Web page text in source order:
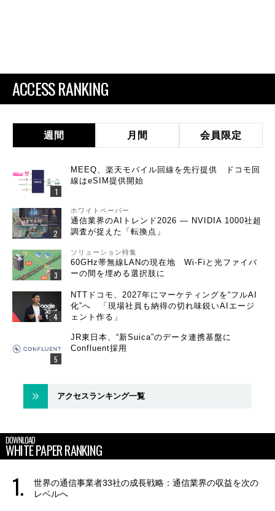
ACCESS RANKING
週間 月間 会員限定
MEEQ、楽天モバイル回線を先行提供 ドコモ回
線はeSIM提供開始
ホワイトペーパー
通信業界のAIトレンド2026 ― NVIDIA 1000社超
調査が捉えた「転換点」
ソリューション特集
60GHz帯無線LANの現在地 Wi-Fiと光ファイバ
ーの間を埋める選択肢に
NTTドコモ、2027年にマーケティングを“フルAI
化”へ 「現場社員も納得の切れ味鋭いAIエージ
ェント作る」
JR東日本、“新Suica”のデータ連携基盤に
Confluent採用
アクセスランキング一覧
DOWNLOAD
WHITE PAPER RANKING
世界の通信事業者33社の成長戦略：通信業界の収益を次の
レベルへ